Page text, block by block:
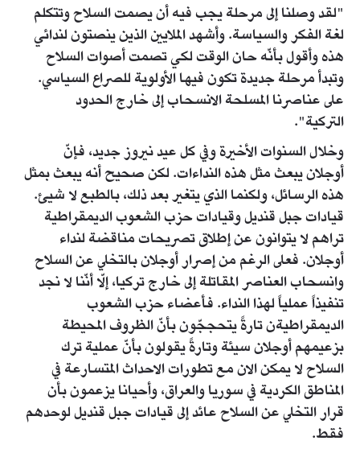
"لقد وصلنا إلى مرحلة يجب فيه أن يصمت السلاح وتتكلم
لغة الفكر والسياسة. وأشهد الملايين الذين ينصتون لندائي
هذه وأقول بأنّه حان الوقت لكي تصمت أصوات السلاح
وتبدأ مرحلة جديدة تكون فيها الأولوية للصراع السياسي.
على عناصرنا المسلحة الانسحاب إلى خارج الحدود
التركية".
وخلال السنوات الأخيرة وفي كل عيد نيروز جديد، فإنّ
أوجلان يبعث مثل هذه النداءات. لكن صحيح أنه يبعث بمثل
هذه الرسائل، ولكنما الذي يتغير بعد ذلك، بالطبع لا شيئ.
قيادات جبل قنديل وقيادات حزب الشعوب الديمقراطية
تراهم لا يتوانون عن إطلاق تصريحات مناقضة لنداء
أوجلان. فعلى الرغم من إصرار أوجلان بالتخلي عن السلاح
وانسحاب العناصر المقاتلة إلى خارج تركيا، إلّا أنّنا لا نجد
تنفيذاً عملياً لهذا النداء. فأعضاء حزب الشعوب
الديمقراطيةن تارةً يتحججّون بأنّ الظروف المحيطة
بزعيمهم أوجلان سيئة وتارةً يقولون بأنّ عملية ترك
السلاح لا يمكن الان مع تطورات الاحداث المتسارعة في
المناطق الكردية في سوريا والعراق، وأحيانا يزعمون بأن
قرار التخلي عن السلاح عائد إلى قيادات جبل قنديل لوحدهم
فقط.